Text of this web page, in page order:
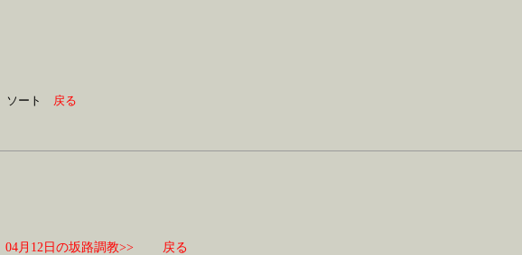
ソート 戻る
04月12日の坂路調教>> 戻る